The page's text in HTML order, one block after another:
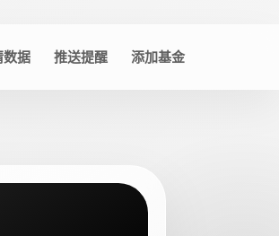
数据 推送提醒 添加基金